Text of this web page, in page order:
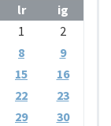
lr
ig
1
2
8
9
15
16
22
23
29
30